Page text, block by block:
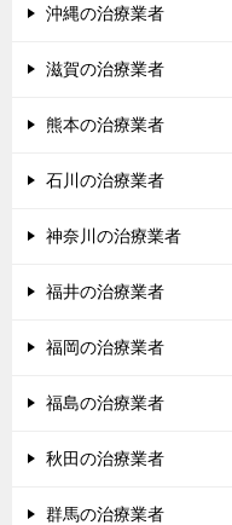
沖縄の治療業者
滋賀の治療業者
熊本の治療業者
石川の治療業者
神奈川の治療業者
福井の治療業者
福岡の治療業者
福島の治療業者
秋田の治療業者
群馬の治療業者